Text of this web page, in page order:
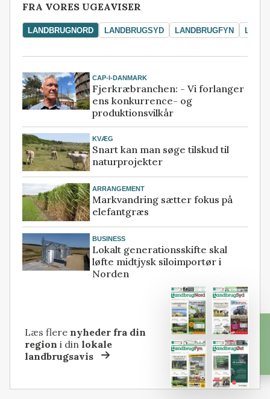
FRA VORES UGEAVISER
LANDBRUGNORD LANDBRUGSYD LANDBRUGFYN
CAP-I-DANMARK
Fjerkræbranchen: - Vi forlanger
ens konkurrence- og
produktionsvilkår
KVÆG
Snart kan man søge tilskud til
naturprojekter
ARRANGEMENT
Markvandring sætter fokus på
elefantgræs
BUSINESS
Lokalt generationsskifte skal
løfte midtjysk siloimportør i
Norden
Læs flere nyheder fra din
region i dinlokale
landbrugsavis